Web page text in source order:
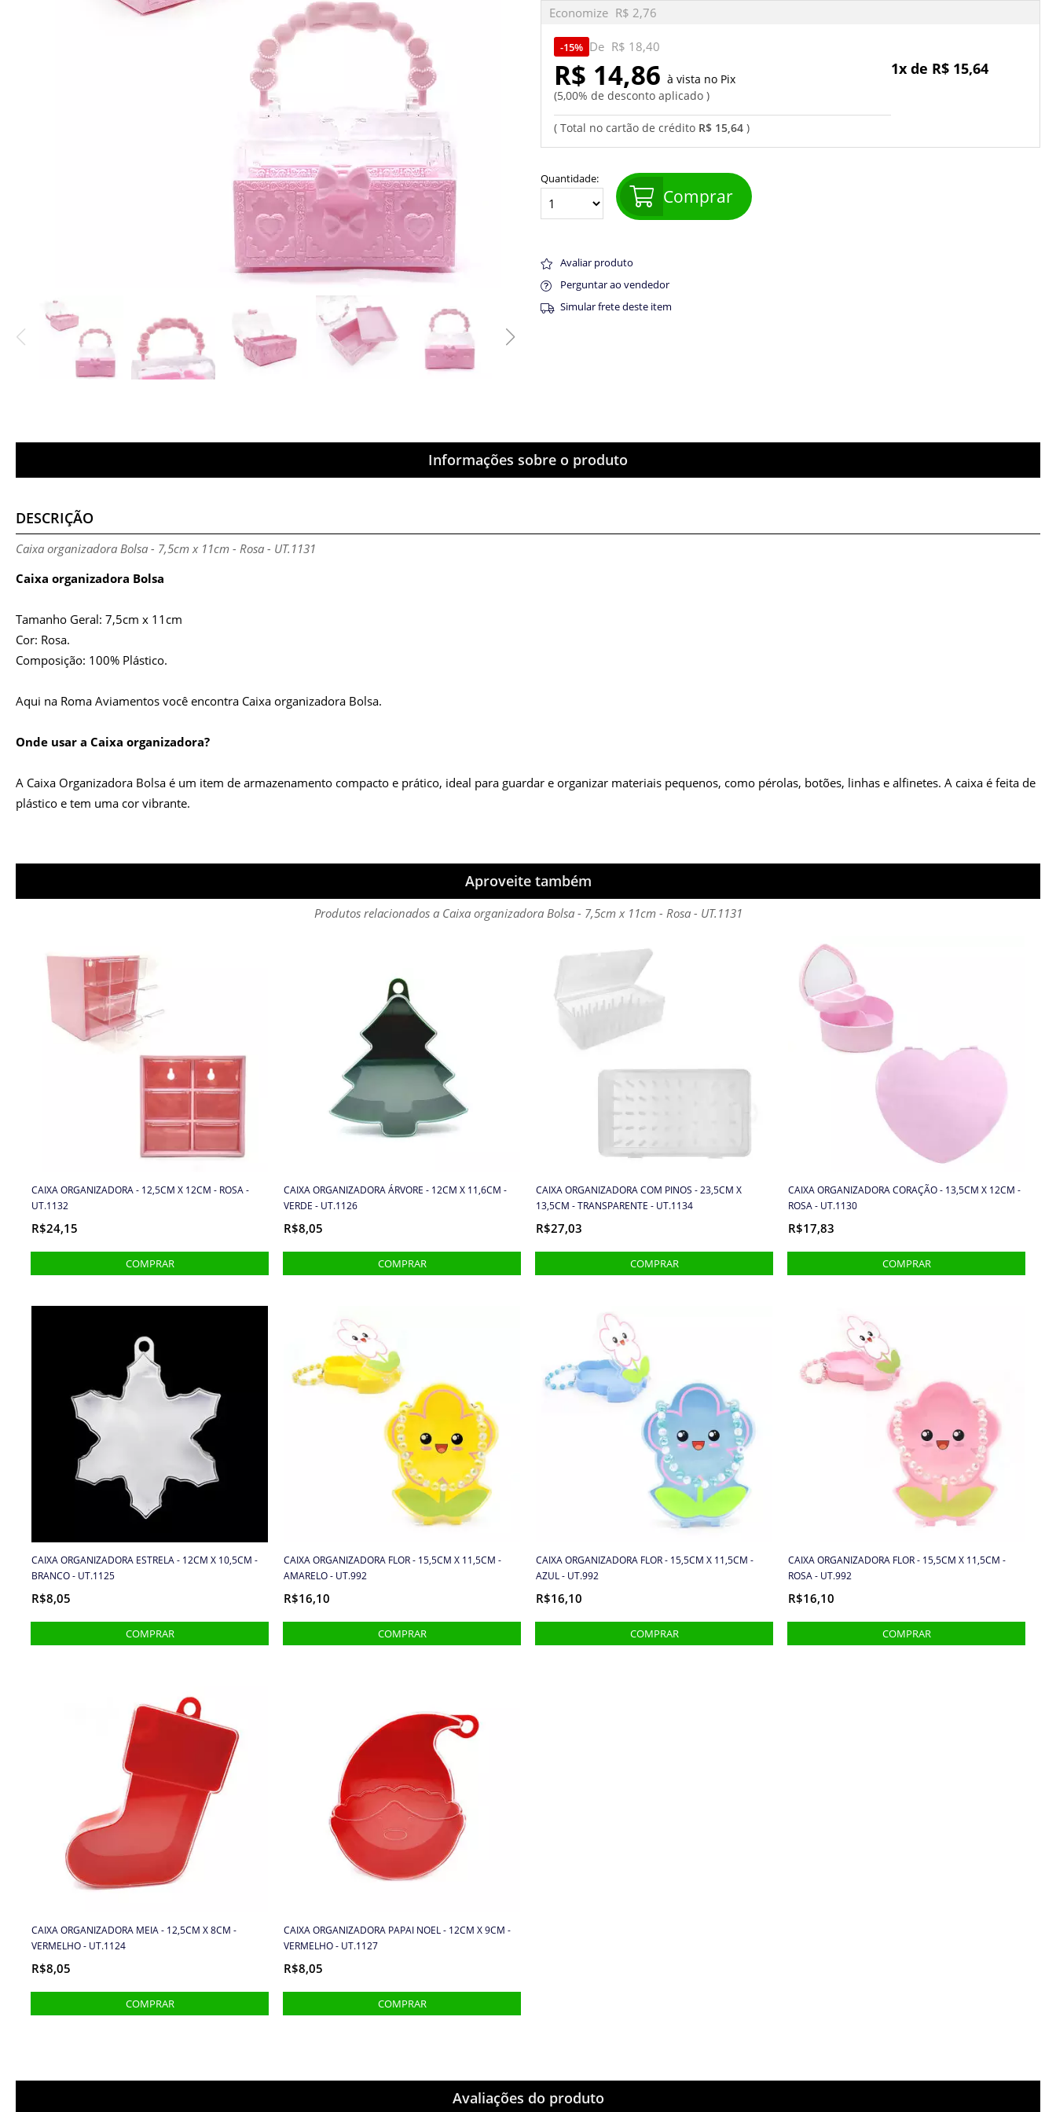
De R$ 18,40
R$ 15,64
Economize R$ 2,76
15%
1x de R$ 15,64
R$ 14,86
5,00% de desconto aplicado
Pix
Quantidade:
Comprar
Avaliar produto
Perguntar ao vendedor
Simular frete deste item
Informações sobre o produto
DESCRIÇÃO
Caixa organizadora Bolsa - 7,5cm x 11cm - Rosa - UT.1131
Caixa organizadora Bolsa
Tamanho Geral: 7,5cm x 11cm
Cor: Rosa.
Composição: 100% Plástico.
Aqui na Roma Aviamentos você encontra Caixa organizadora Bolsa.
Onde usar a Caixa organizadora?
A Caixa Organizadora Bolsa é um item de armazenamento compacto e prático, ideal para guardar e organizar materiais pequenos, como pérolas, botões, linhas e alfinetes. A caixa é feita de
plástico e tem uma cor vibrante.
Aproveite também
Produtos relacionados a Caixa organizadora Bolsa - 7,5cm x 11cm - Rosa - UT.1131
CAIXA ORGANIZADORA - 12,5CM X 12CM - ROSA -
UT.1132
R$24,15
CAIXA ORGANIZADORA ÁRVORE - 12CM X 11,6CM -
VERDE - UT.1126
R$8,05
CAIXA ORGANIZADORA COM PINOS - 23,5CM X
13,5CM - TRANSPARENTE - UT.1134
R$27,03
CAIXA ORGANIZADORA CORAÇÃO - 13,5CM X 12CM -
ROSA - UT.1130
R$17,83
CAIXA ORGANIZADORA ESTRELA - 12CM X 10,5CM -
BRANCO - UT.1125
R$8,05
CAIXA ORGANIZADORA FLOR - 15,5CM X 11,5CM -
AMARELO - UT.992
R$16,10
CAIXA ORGANIZADORA FLOR - 15,5CM X 11,5CM -
AZUL - UT.992
R$16,10
CAIXA ORGANIZADORA FLOR - 15,5CM X 11,5CM -
ROSA - UT.992
R$16,10
CAIXA ORGANIZADORA MEIA - 12,5CM X 8CM -
VERMELHO - UT.1124
R$8,05
CAIXA ORGANIZADORA PAPAI NOEL - 12CM X 9CM -
VERMELHO - UT.1127
R$8,05
Avaliações do produto